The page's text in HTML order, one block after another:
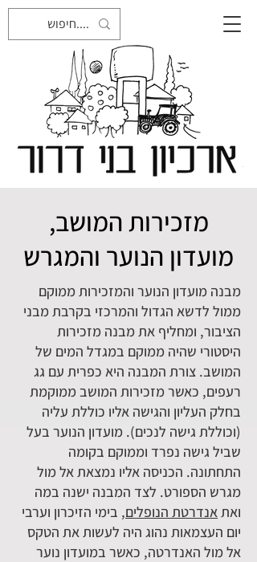
מזכירות המושב,
מועדון הנוער והמגרש
מבנה מועדון הנוער והמזכירות ממוקם
ממול לדשא הגדול והמרכזי בקרבת מבני
הציבור, ומחליף את מבנה מזכירות
היסטורי שהיה ממוקם במגדל המים של
המושב. צורת המבנה היא כפרית עם גג
רעפים, כאשר מזכירות המושב ממוקמת
בחלק העליון והגישה אליו כוללת עליה
(וכוללת גישה לנכים). מועדון הנוער בעל
שביל גישה נפרד וממוקם בקומה
התחתונה. הכניסה אליו נמצאת אל מול
מגרש הספורט. לצד המבנה ישנה במה
ואתאנדרטת הנופלים, בימי הזיכרון וערבי
יום העצמאות נהוג היה לעשות את הטקס
אל מול האנדרטה, כאשר במועדון נוער